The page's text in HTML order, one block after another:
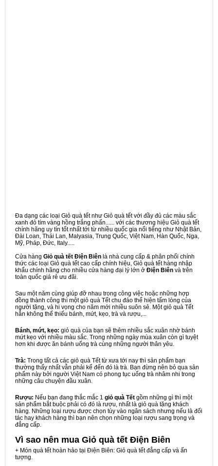
Đa dạng các loại Giỏ quà tết như Giỏ quà tết với đầy đủ các màu sắc
xanh đỏ tím vàng hồng trắng phấn...... với các thương hiệu Giỏ quà tết
chính hãng uy tín tốt nhất tới từ nhiều quốc gia nổi tiếng như Nhật Bản,
Đài Loan, Thái Lan, Malyasia, Trung Quốc, Việt Nam, Hàn Quốc, Nga,
Mỹ, Pháp, Đức, Italy.....
Cửa hàng Giỏ quà tết Điện Biên là nhà cung cấp & phân phối chính
thức các loại Giỏ quà tết cao cấp chính hiệu, Giỏ quà tết hàng nhập
khẩu chính hãng cho nhiều cửa hàng đại lý lớn ở Điện Biên và trên
toàn quốc giá rẻ ưu đãi.
Sau một năm cùng giúp đỡ nhau trong công việc hoặc những hợp
đồng thành công thì một giỏ quà Tết chu đáo thể hiện tấm lòng của
người tặng, và hi vọng cho năm mới nhiều suôn sẻ. Một giỏ quà Tết
hẳn không thể thiếu bánh, mứt, kẹo, trà và rượu,...
Bánh, mứt, kẹo: giỏ quà của bạn sẽ thêm nhiều sắc xuân nhờ bánh
mứt kẹo với nhiều màu sắc. Trong những ngày mùa xuân còn gì tuyệt
hơn khi được ăn bánh uống trà cùng những người thân yêu.
Trà: Trong tất cả các giỏ quà Tết từ xưa tới nay thì sản phẩm bạn
thường thấy nhất vẫn phải kể đến đó là trà. Bạn đừng nên bỏ qua sản
phẩm này bởi người Việt Nam có phong tục uống trà nhâm nhi trong
những câu chuyện đầu xuân.
Rượu: Nếu bạn đang thắc mắc 1 giỏ quà Tết gồm những gì thì một
sản phẩm bắt buộc phải có đó là rượu, nhất là giỏ quà tặng khách
hàng. Những loại rượu được chọn tùy vào ngân sách nhưng nếu là đối
tác hay khách hàng thì bạn nên chọn những loại rượu sang trọng và
đẳng cấp.
Vì sao nên mua Giỏ quà tết Điện Biên
+ Món quà tết hoàn hảo tại Điện Biên: Giỏ quà tết đẳng cấp và ấn
tượng.